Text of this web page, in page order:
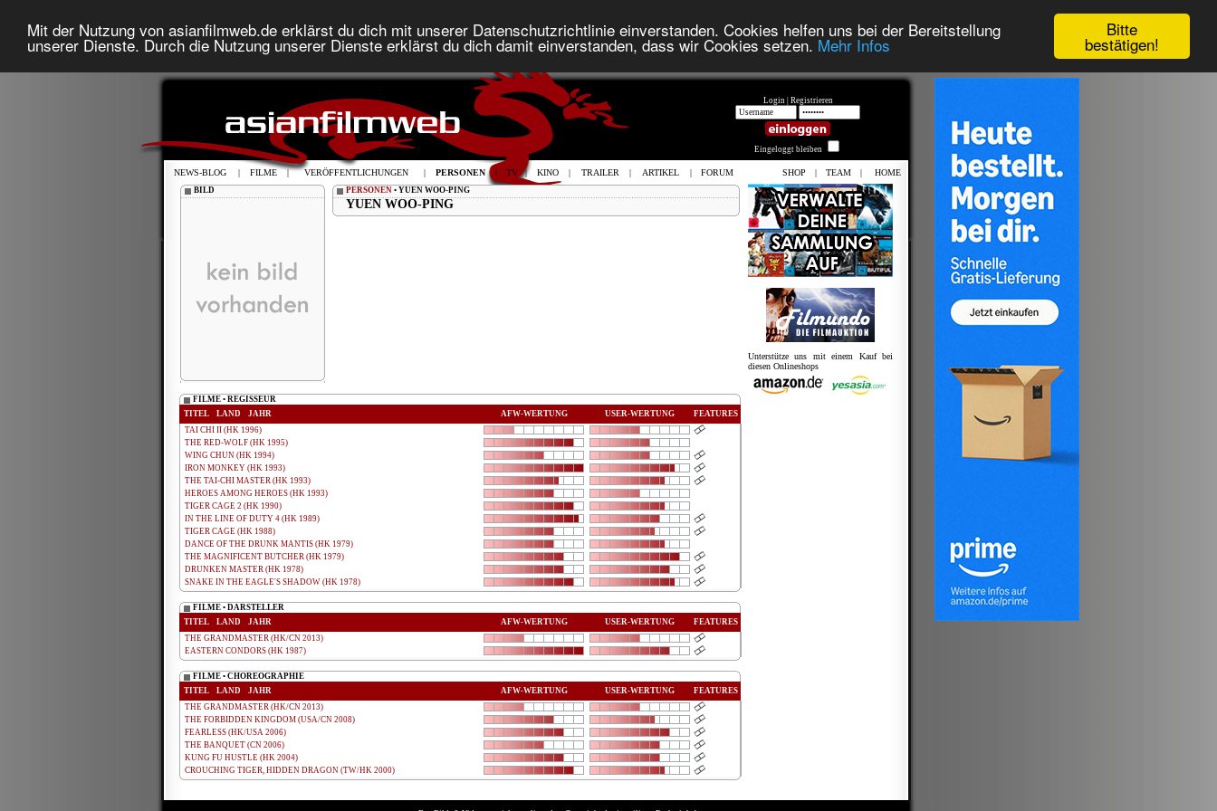
Bitte
bestätigen!
Mit der Nutzung von asianfilmweb.de erklärst du dich mit unserer Datenschutzrichtlinie einverstanden. Cookies helfen uns bei der Bereitstellung
unserer Dienste. Durch die Nutzung unserer Dienste erklärst du dich damit einverstanden, dass wir Cookies setzen. Mehr Infos
NEWS-BLOG | FILME | VERÖFFENTLICHUNGEN | PERSONEN | TV | KINO | TRAILER | ARTIKEL | FORUM SHOP | TEAM | HOME
Login | Registrieren
Eingeloggt bleiben
BILD PERSONEN • YUEN WOO-PING
YUEN WOO-PING
FILME • REGISSEUR
TITEL
LAND JAHR AFW-WERTUNG USER-WERTUNG
FEATURES
TAI CHI II (HK 1996)
THE RED-WOLF (HK 1995)
WING CHUN (HK 1994)
IRON MONKEY (HK 1993)
THE TAI-CHI MASTER (HK 1993)
HEROES AMONG HEROES (HK 1993)
TIGER CAGE 2 (HK 1990)
IN THE LINE OF DUTY 4 (HK 1989)
TIGER CAGE (HK 1988)
DANCE OF THE DRUNK MANTIS (HK 1979)
THE MAGNIFICENT BUTCHER (HK 1979)
DRUNKEN MASTER (HK 1978)
SNAKE IN THE EAGLE'S SHADOW (HK 1978)
FILME • DARSTELLER
TITEL
LAND JAHR AFW-WERTUNG USER-WERTUNG
FEATURES
THE GRANDMASTER (HK/CN 2013)
EASTERN CONDORS (HK 1987)
FILME • CHOREOGRAPHIE
TITEL
LAND JAHR AFW-WERTUNG USER-WERTUNG
FEATURES
THE GRANDMASTER (HK/CN 2013)
THE FORBIDDEN KINGDOM (USA/CN 2008)
FEARLESS (HK/USA 2006)
THE BANQUET (CN 2006)
KUNG FU HUSTLE (HK 2004)
CROUCHING TIGER, HIDDEN DRAGON (TW/HK 2000)
Unterstütze uns mit einem Kauf bei
diesen Onlineshops